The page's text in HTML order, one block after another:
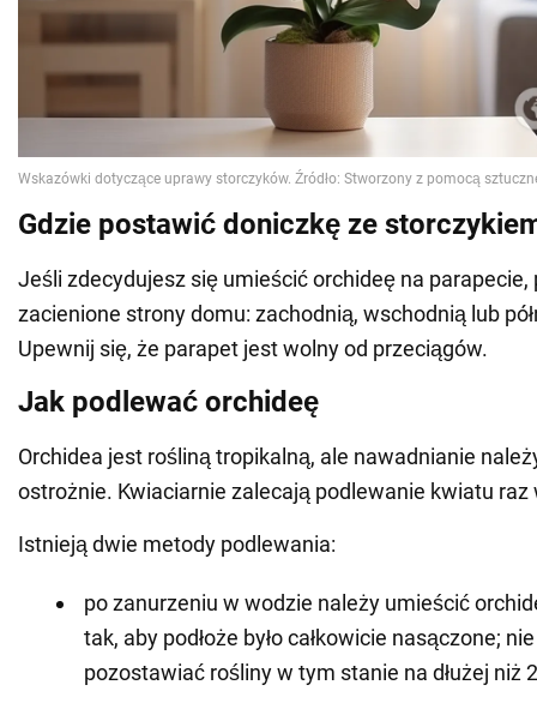
Gdzie postawić doniczkę ze
Jeśli zdecydujesz się umieścić orchideę na
zacienione strony domu: zachodnią, wschodnią lub
Upewnij się, że parapet jest wolny od przeciągów.
Jak podlewać orchideę
Orchidea jest rośliną tropikalną, ale nawadnianie
ostrożnie. Kwiaciarnie zalecają podlewanie kwiatu raz
Istnieją dwie metody podlewania:
po zanurzeniu w wodzie należy umieścić
tak, aby podłoże było całkowicie nasączone;
pozostawiać rośliny w tym stanie na dłużej niż